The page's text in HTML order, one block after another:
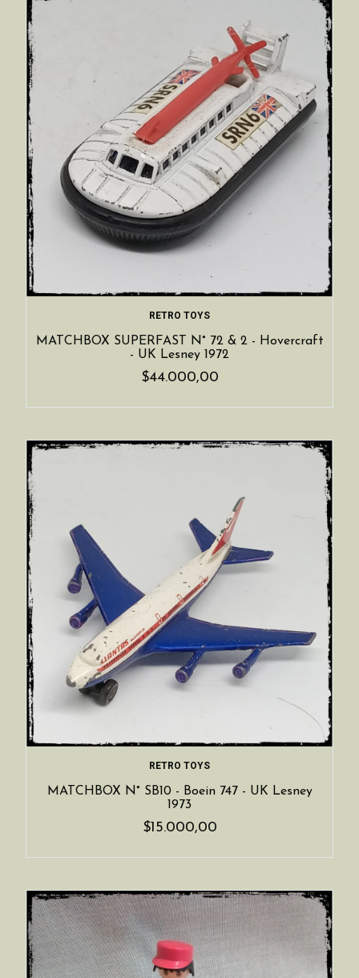
RETRO TOYS
MATCHBOX SUPERFAST N° 72 & 2 - Hovercraft
- UK Lesney 1972
$44.000,00
RETRO TOYS
MATCHBOX N° SB10 - Boein 747 - UK Lesney
1973
$15.000,00